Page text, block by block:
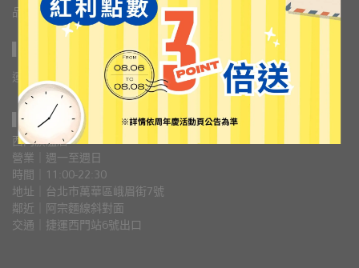
品牌故事 會員權益 大宗採購&企業特約
▌購物說明
運送方式／常見問題 退換貨政策 隱私權政策
▌門市資訊
西門旗艦店
營業｜週一至週日
時間｜11:00-22:30
地址｜台北市萬華區峨眉街7號
鄰近｜阿宗麵線斜對面
交通｜捷運西門站6號出口